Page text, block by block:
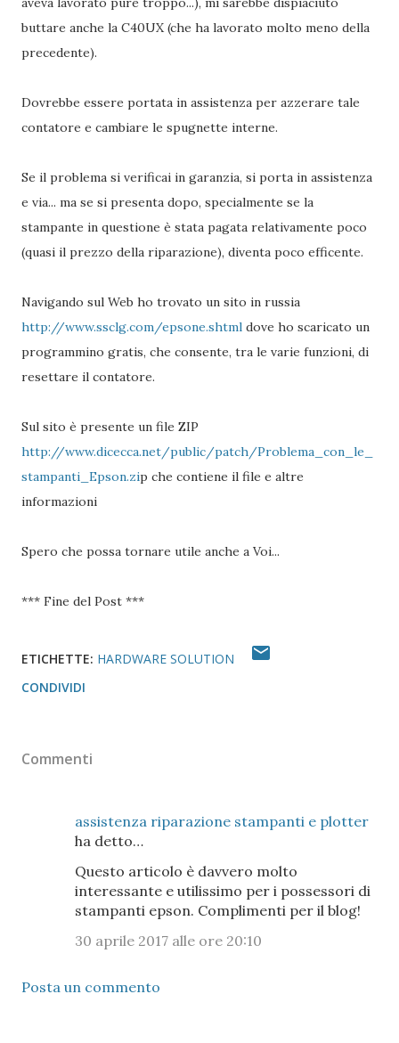
buttare anche la C40UX (che ha lavorato molto meno della
precedente).
Dovrebbe essere portata in assistenza per azzerare tale
contatore e cambiare le spugnette interne.
Se il problema si verificai in garanzia, si porta in assistenza
e via... ma se si presenta dopo, specialmente se la
stampante in questione è stata pagata relativamente poco
(quasi il prezzo della riparazione), diventa poco efficente.
Navigando sul Web ho trovato un sito in russia
http://www.ssclg.com/epsone.shtml dove ho scaricato un
programmino gratis, che consente, tra le varie funzioni, di
resettare il contatore.
Sul sito è presente un file ZIP
http://www.dicecca.net/public/patch/Problema_con_le_
stampanti_Epson.zip che contiene il file e altre
informazioni
Spero che possa tornare utile anche a Voi...
*** Fine del Post ***
ETICHETTE: HARDWARE SOLUTION
CONDIVIDI
Commenti
assistenza riparazione stampanti e plotter
ha detto…
Questo articolo è davvero molto
interessante e utilissimo per i possessori di
stampanti epson. Complimenti per il blog!
30 aprile 2017 alle ore 20:10
Posta un commento